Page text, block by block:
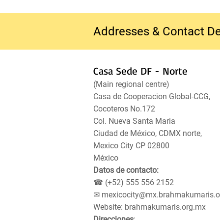
Addresses & Contact
Casa Sede DF - Norte
(Main regional centre)
Casa de Cooperacion Global-CCG,
Cocoteros No.172
Col. Nueva Santa Maria
Ciudad de México, CDMX norte,
Mexico City CP 02800
México
Datos de contacto:
☎ (+52) 555 556 2152
✉
Website: brahmakumaris.org.mx